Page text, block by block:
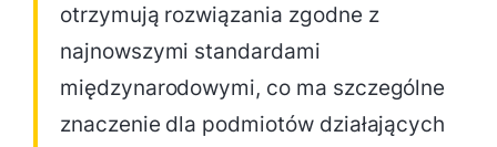
otrzymują rozwiązania zgodne z
najnowszymi standardami
międzynarodowymi, co ma szczególne
znaczenie dla podmiotów działających